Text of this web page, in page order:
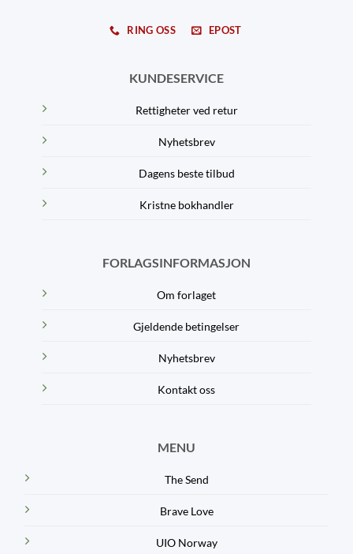
RING OSS EPOST
KUNDESERVICE
Rettigheter ved retur
Nyhetsbrev
Dagens beste tilbud
Kristne bokhandler
FORLAGSINFORMASJON
Om forlaget
Gjeldende betingelser
Nyhetsbrev
Kontakt oss
MENU
The Send
Brave Love
UIO Norway